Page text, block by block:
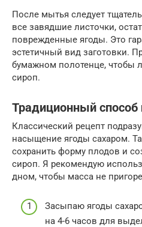
После мытья следует
все завядшие листочки,
поврежденные ягоды. Это
эстетичный вид заготовки.
бумажном полотенце, чтобы
сироп.
Традиционный способ
Классический рецепт
насыщение ягоды сахаром.
сохранить форму плодов и
сироп. Я рекомендую
дном, чтобы масса не
Засыпаю ягоды
на 4-6 часов для